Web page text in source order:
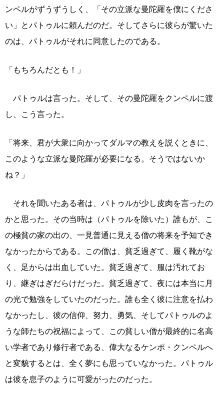
ンペルがずうずうしく、「その立派な曼陀羅を僕にくださ
い」とパトゥルに頼んだのだ。そしてさらに彼らが驚いた
のは、パトゥルがそれに同意したのである。
「もちろんだとも！」
パトゥルは言った。そして、その曼陀羅をクンペルに渡
し、こう言った。
「将来、君が大衆に向かってダルマの教えを説くときに、
このような立派な曼陀羅が必要になる。そうではないか
ね？」
それを聞いたある者は、パトゥルが少し皮肉を言ったの
かと思った。その当時は（パトゥルを除いた）誰もが、こ
の極貧の家の出の、一見普通に見える僧の将来を予知でき
なかったからである。この僧は、貧乏過ぎて、履く靴がな
く、足からは出血していた。貧乏過ぎて、服は汚れてお
り、継ぎはぎだらけだった。貧乏過ぎて、夜には本当に月
の光で勉強をしていたのだった。誰も全く彼に注意を払わ
なかったし、彼の信仰、努力、勇気、そしてパトゥルのよ
うな師たちの祝福によって、この貧しい僧が最終的に名高
い学者であり修行者である、偉大なるケンポ・クンペルへ
と変貌するとは、全く夢にも思っていなかった。パトゥル
は彼を息子のように可愛がったのだった。